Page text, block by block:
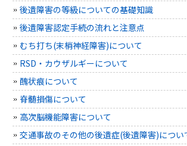
後遺障害の等級についての基礎知識
後遺障害認定手続の流れと注意点
むち打ち(末梢神経障害)について
RSD・カウザルギーについて
醜状痕について
脊髄損傷について
高次脳機能障害について
交通事故のその他の後遺症(後遺障害)につい